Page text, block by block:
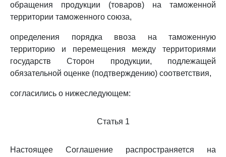
обращения продукции (товаров) на таможенной
территории таможенного союза,
определения порядка ввоза на таможенную
территорию и перемещения между территориями
государств Сторон продукции, подлежащей
обязательной оценке (подтверждению) соответствия,
согласились о нижеследующем:
Статья 1
Настоящее Соглашение распространяется на